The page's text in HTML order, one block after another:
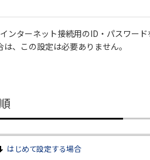
ンターネット接続用のID・パスワー
、この設定は必要ありません。
はじめて設定する場合